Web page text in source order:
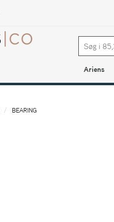
Ariens
BEARING